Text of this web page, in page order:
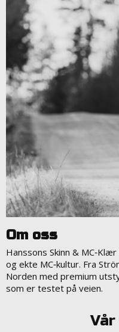
Om oss
Hanssons Skinn &
og ekte MC‑kultur. Fra
Norden med premium
som er testet på veien.